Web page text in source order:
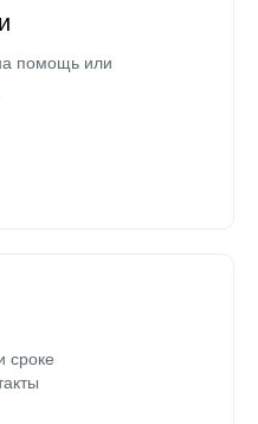
помощь или
сроке